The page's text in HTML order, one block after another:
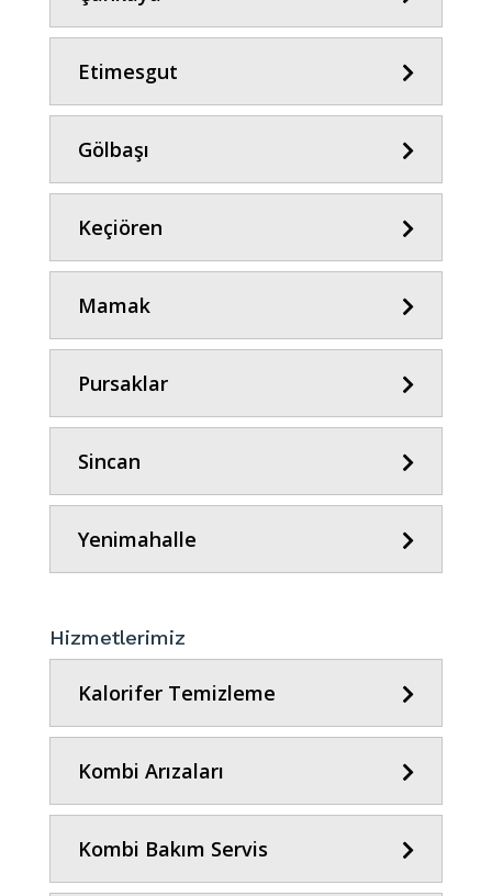
Etimesgut
Gölbaşı
Keçiören
Mamak
Pursaklar
Sincan
Yenimahalle
Hizmetlerimiz
Kalorifer Temizleme
Kombi Arızaları
Kombi Bakım Servis